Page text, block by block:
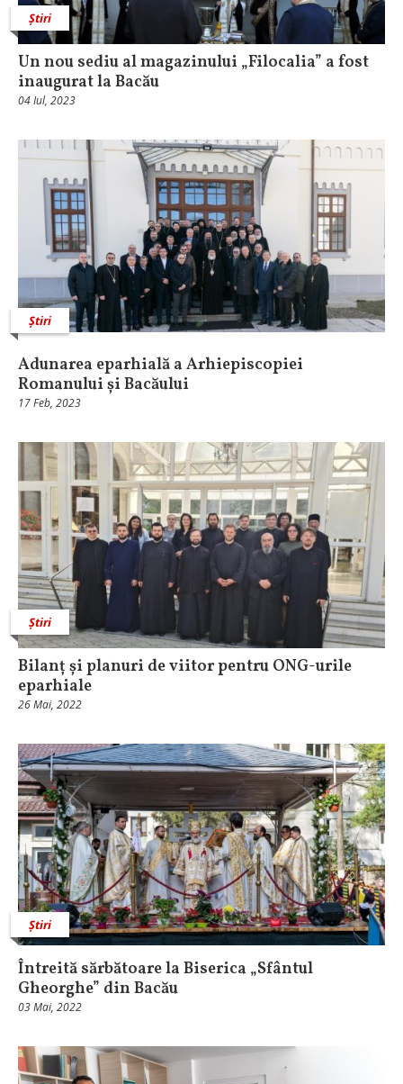
Știri
Un nou sediu al magazinului „Filocalia” a fost
inaugurat la Bacău
04 Iul, 2023
Știri
Adunarea eparhială a Arhiepiscopiei
Romanului și Bacăului
17 Feb, 2023
Știri
Bilanț și planuri de viitor pentru ONG-urile
eparhiale
26 Mai, 2022
Știri
Întreită sărbătoare la Biserica „Sfântul
Gheorghe” din Bacău
03 Mai, 2022